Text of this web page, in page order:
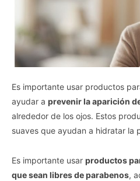
Es importante usar productos
ayudar a prevenir la aparición
alrededor de los ojos. Estos
suaves que ayudan a hidratar la
Es importante usar productos
que sean libres de parabenos,